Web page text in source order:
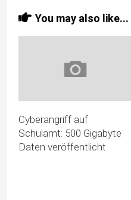
You may also like...
Cyberangriff auf
Schulamt: 500 Gigabyte
Daten veröffentlicht